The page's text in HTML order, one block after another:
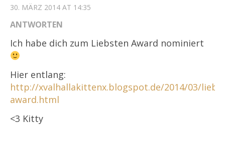
30. MÄRZ 2014 AT 14:35
ANTWORTEN
Ich habe dich zum Liebsten Award nominiert
Hier entlang:
http://xvalhallakittenx.blogspot.de/2014/03/
award.html
<3 Kitty